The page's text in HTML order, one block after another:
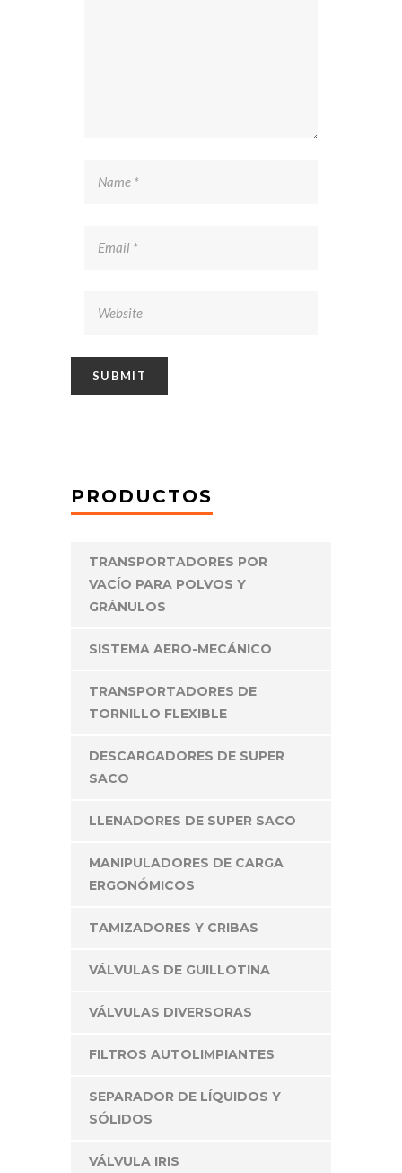
PRODUCTOS
TRANSPORTADORES POR
VACÍO PARA POLVOS Y
GRÁNULOS
SISTEMA AERO-MECÁNICO
TRANSPORTADORES DE
TORNILLO FLEXIBLE
DESCARGADORES DE SUPER
SACO
LLENADORES DE SUPER SACO
MANIPULADORES DE CARGA
ERGONÓMICOS
TAMIZADORES Y CRIBAS
VÁLVULAS DE GUILLOTINA
VÁLVULAS DIVERSORAS
FILTROS AUTOLIMPIANTES
SEPARADOR DE LÍQUIDOS Y
SÓLIDOS
VÁLVULA IRIS